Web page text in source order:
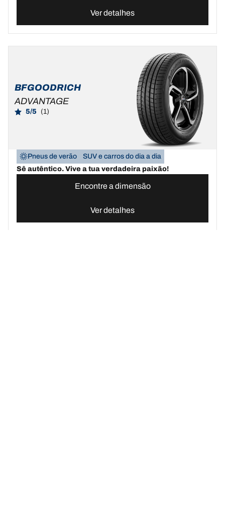
Ver detalhes
BFGOODRICH
ADVANTAGE
5/5 (1)
Pneus de verão
SUV e carros do dia a dia
Sê autêntico. Vive a tua verdadeira paixão!
Encontre a dimensão
Ver detalhes